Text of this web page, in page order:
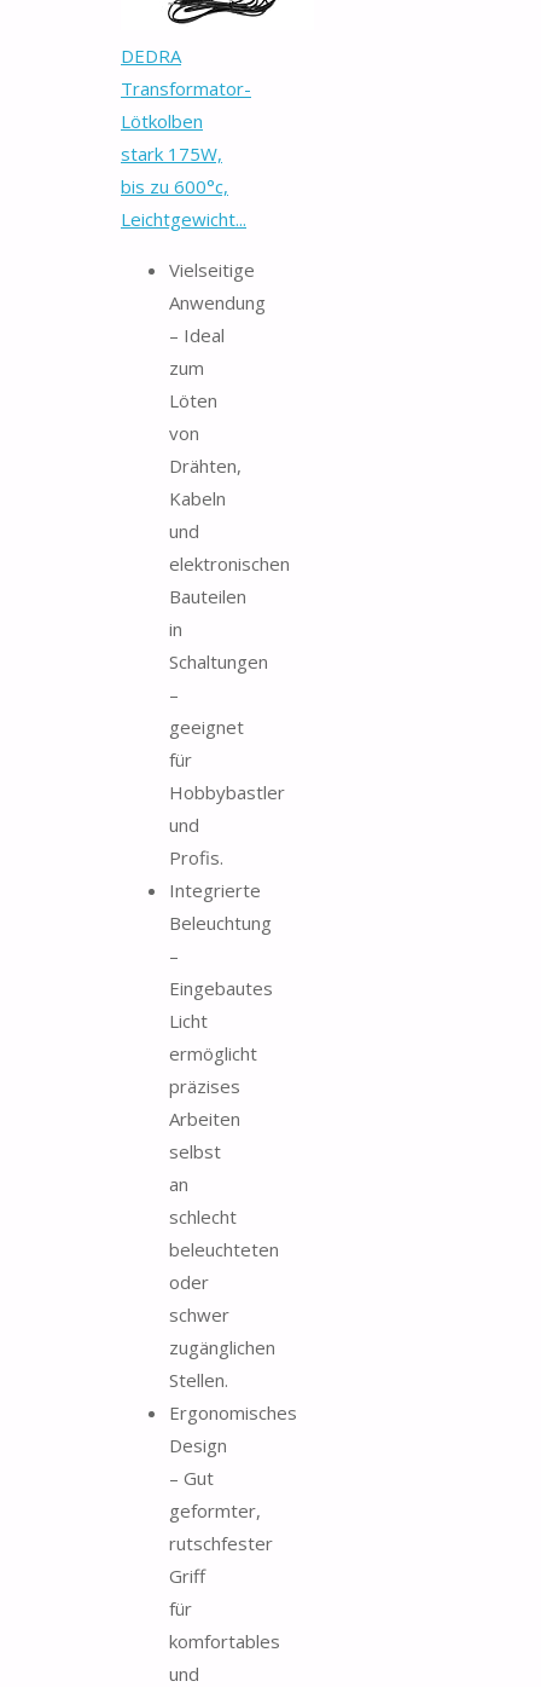
DEDRA
Transformator-
Lötkolben
stark 175W,
bis zu 600°c,
Leichtgewicht...
Vielseitige
Anwendung
– Ideal
zum
Löten
von
Drähten,
Kabeln
und
elektronischen
Bauteilen
in
Schaltungen
–
geeignet
für
Hobbybastler
und
Profis.
Integrierte
Beleuchtung
–
Eingebautes
Licht
ermöglicht
präzises
Arbeiten
selbst
an
schlecht
beleuchteten
oder
schwer
zugänglichen
Stellen.
Ergonomisches
Design
– Gut
geformter,
rutschfester
Griff
für
komfortables
und